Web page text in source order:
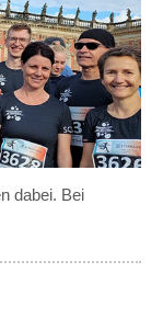
dabei. Bei